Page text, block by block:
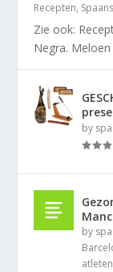
Recepten,
Zie ook:
Negra.
by
by
atleten